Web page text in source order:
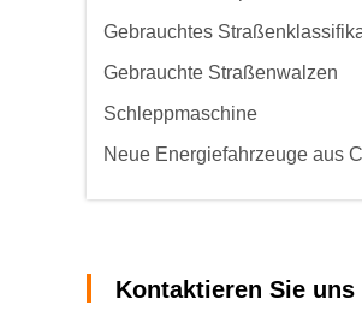
Gebrauchtes
Gebrauchte Straßenwalzen
Schleppmaschine
Neue Energiefahrzeuge aus
Kontaktieren Sie uns